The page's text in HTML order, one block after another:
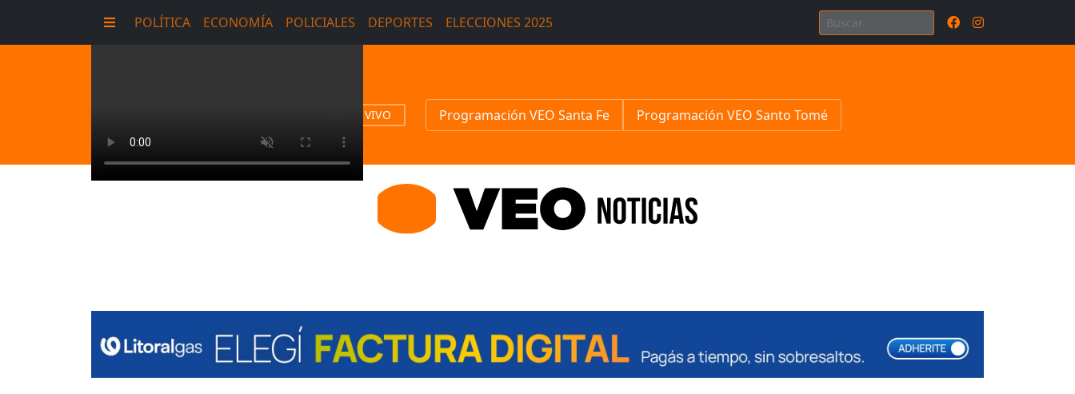
POLÍTICA ECONOMÍA POLICIALES DEPORTES ELECCIONES 2025
EN VIVO Programación VEO Santa Fe Programación VEO Santo Tomé